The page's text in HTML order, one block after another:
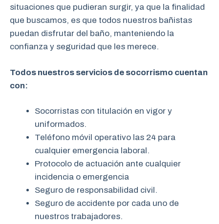
situaciones que pudieran surgir, ya que la finalidad
que buscamos, es que todos nuestros bañistas
puedan disfrutar del baño, manteniendo la
confianza y seguridad que les merece.
Todos nuestros servicios de socorrismo cuentan
con:
Socorristas con titulación en vigor y
uniformados.
Teléfono móvil operativo las 24 para
cualquier emergencia laboral.
Protocolo de actuación ante cualquier
incidencia o emergencia
Seguro de responsabilidad civil.
Seguro de accidente por cada uno de
nuestros trabajadores.